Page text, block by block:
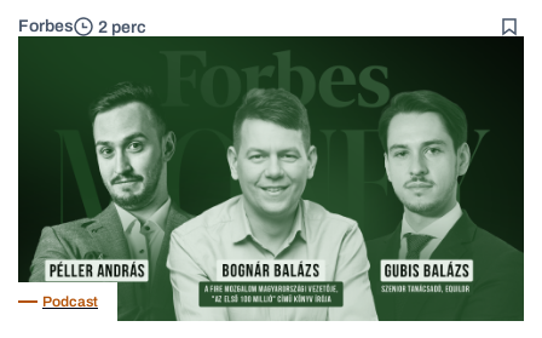
Forbes 2 perc
Podcast